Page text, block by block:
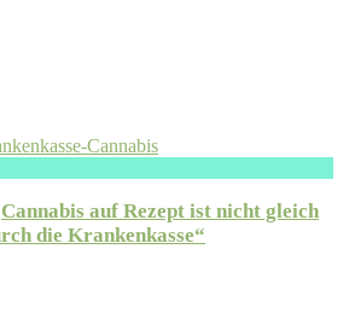
auf Rezept ist nicht gleich
die Krankenkasse“